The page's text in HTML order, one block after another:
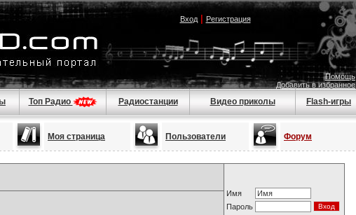
Вход| Регистрация
Помощь
Добавить в избранное
Топ Радио Радиостанции Видео приколы Flash-игры
Моя страница Пользователи Форум
Имя
Пароль